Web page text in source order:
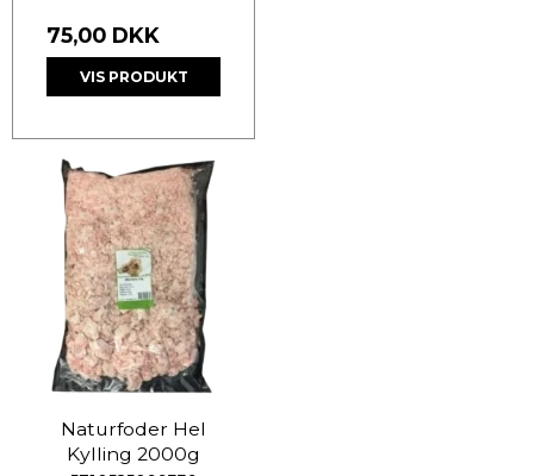
75,00 DKK
VIS PRODUKT
Naturfoder Hel
Kylling 2000g